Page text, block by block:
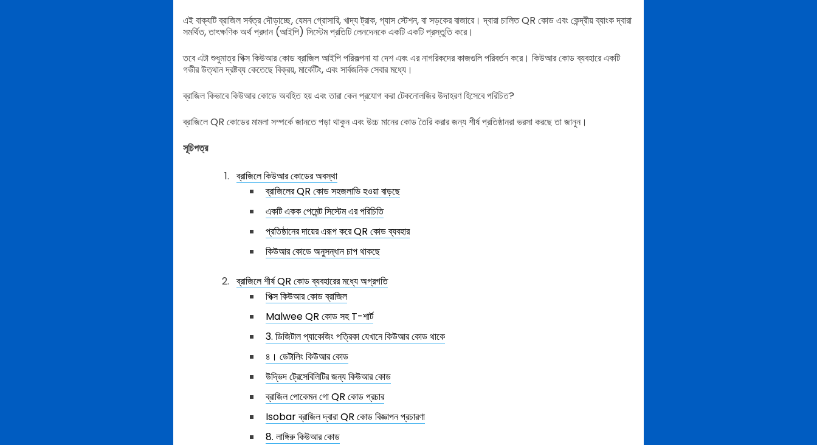
এই বাক্যটি ব্রাজিল সর্বত্র দৌড়াচ্ছে, যেমন গ্রোসারি, খাদ্য ট্রাক, গ্যাস স্টেশন, বা সড়কের বাজারে। দ্বারা চালিত QR কোড এবং কেন্দ্রীয় ব্যাংক দ্বারা
সমর্থিত, তাৎক্ষণিক অর্থ প্রদান (আইপি) সিস্টেম প্রতিটি লেনদেনকে একটি একটি প্রস্তুতি করে।
তবে এটা শুধুমাত্র পিক্স কিউআর কোড ব্রাজিল আইপি পরিকল্পনা যা দেশ এবং এর নাগরিকদের কাজগুলি পরিবর্তন করে। কিউআর কোড ব্যবহারে একটি
গভীর উত্থান দ্রষ্টব্য কেতেছে বিক্রয়, মার্কেটিং, এবং সার্বজনিক সেবার মধ্যে।
ব্রাজিল কিভাবে কিউআর কোডে অবহিত হয় এবং তারা কেন প্রযোগ করা টেকনোলজির উদাহরণ হিসেবে পরিচিত?
ব্রাজিলে QR কোডের মামলা সম্পর্কে জানতে পড়া থাকুন এবং উচ্চ মানের কোড তৈরি করার জন্য শীর্ষ প্রতিষ্ঠানরা ভরসা করছে তা জানুন।
সূচিপত্র
ব্রাজিলে কিউআর কোডের অবস্থা
ব্রাজিলের QR কোড সহজলাভি হওয়া বাড়ছে
একটি একক পেমেন্ট সিস্টেম এর পরিচিতি
প্রতিষ্ঠানের দায়ের এরূপ করে QR কোড ব্যবহার
কিউআর কোডে অনুসন্ধান চাপ থাকছে
ব্রাজিলে শীর্ষ QR কোড ব্যবহারের মধ্যে অগ্রগতি
পিক্স কিউআর কোড ব্রাজিল
Malwee QR কোড সহ T-শার্ট
3. ডিজিটাল প্যাকেজিং পত্রিকা যেখানে কিউআর কোড থাকে
৪। ডেটালিং কিউআর কোড
উদ্ভিদ ট্রেসেবিলিটির জন্য কিউআর কোড
ব্রাজিল পোকেমন গো QR কোড প্রচার
Isobar ব্রাজিল দ্বারা QR কোড বিজ্ঞাপন প্রচারণা
8. লাঙ্গিরু কিউআর কোড